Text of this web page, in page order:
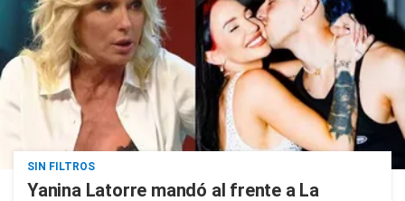
SIN FILTROS
Yanina Latorre mandó al frente a La